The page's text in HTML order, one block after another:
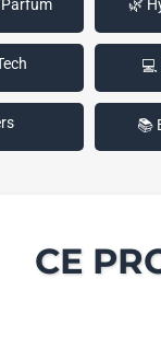
Parfum 🌿
💻
📚
CE